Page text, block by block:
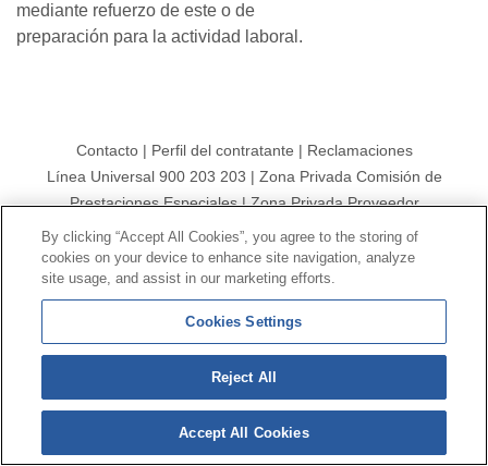
mediante refuerzo de este o de
preparación para la actividad laboral.
Contacto| Perfil del contratante | Reclamaciones
Línea Universal 900 203 203 | Zona Privada Comisión de
Prestaciones Especiales|Zona Privada Proveedor
Sanitario
© Mutua Universal 2026 | Mapa del sitio
Política de Protección de Datos
cookies
By clicking “Accept All Cookies”, you agree to the storing of
cookies on your device to enhance site navigation, analyze
site usage, and assist in our marketing efforts.
Cookies Settings
Reject All
Accept All Cookies